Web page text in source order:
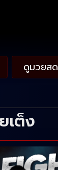
ดูมวยสด
เต็ง